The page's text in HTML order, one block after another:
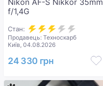
Nikon AF-S Nikkor 35mm
f/1,4G
Стан:
Продавець: Техноскарб
Київ, 04.08.2026
24 330 грн